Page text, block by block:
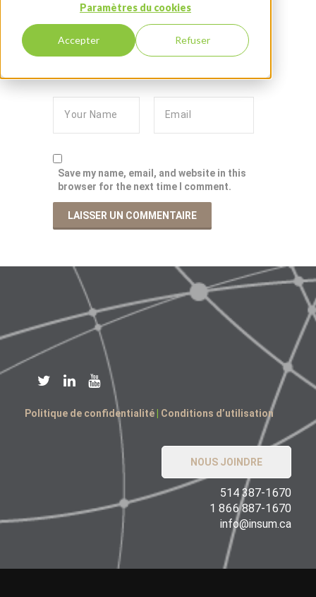
Paramètres du cookies
Accepter Refuser
Save my name, email, and website in this
browser for the next time I comment.
Politique de confidentialité Conditions d’utilisation
NOUS JOINDRE
514 387-1670
1 866 887-1670
info@insum.ca